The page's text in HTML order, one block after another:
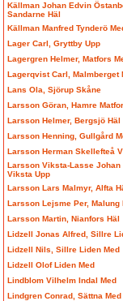
Källman Johan Edvin
Sandarne Häl
Källman Manfred Tynderö
Lager Carl, Gryttby Upp
Lagergren Helmer, Matfors
Lagerqvist Carl, Malmberget
Lans Ola, Sjörup Skåne
Larsson Göran, Hamre
Larsson Helmer, Bergsjö Häl
Larsson Henning, Gullgård
Larsson Herman Skellefteå
Larsson Viksta-Lasse Johan
Viksta Upp
Larsson Lars Malmyr, Alfta
Larsson Lejsme Per, Malung
Larsson Martin, Nianfors Häl
Lidzell Jonas Alfred, Sillre
Lidzell Nils, Sillre Liden Med
Lidzell Olof Liden Med
Lindblom Vilhelm Indal Med
Lindgren Conrad, Sättna Med